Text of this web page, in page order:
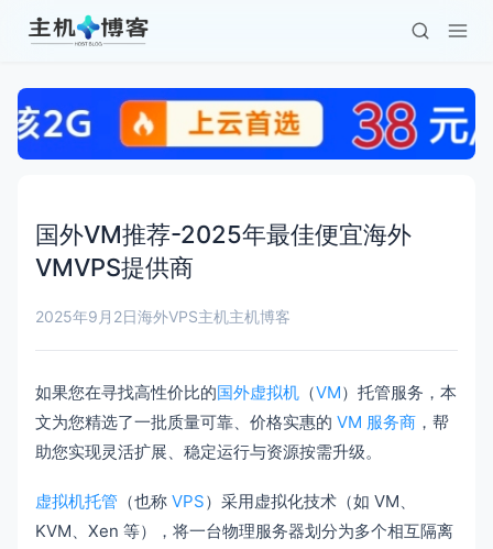
国外VM推荐-2025年最佳便宜海外
VMVPS提供商
2025年9月2日海外VPS主机主机博客
如果您在寻找高性价比的国外虚拟机 （VM）托管服务，本
文为您精选了一批质量可靠、价格实惠的 VM 服务商 ，帮
助您实现灵活扩展、稳定运行与资源按需升级。
虚拟机托管 （也称 VPS）采用虚拟化技术（如 VM、
KVM、Xen 等），将一台物理服务器划分为多个相互隔离